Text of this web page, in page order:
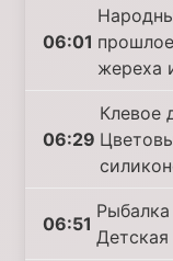
06:01
жереха
06:29
Клевое
06:51